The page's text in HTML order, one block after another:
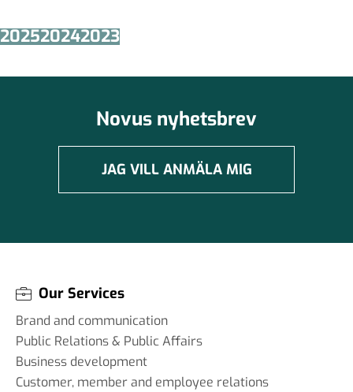
202520242023
Novus nyhetsbrev
JAG VILL ANMÄLA MIG
Our Services
Brand and communication
Public Relations & Public Affairs
Business development
Customer, member and employee relations